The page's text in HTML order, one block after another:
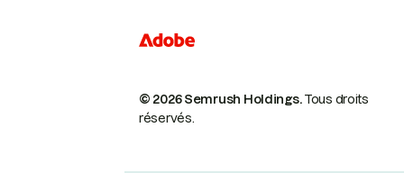
© 2026 Semrush Holdings.Tous droits
réservés.